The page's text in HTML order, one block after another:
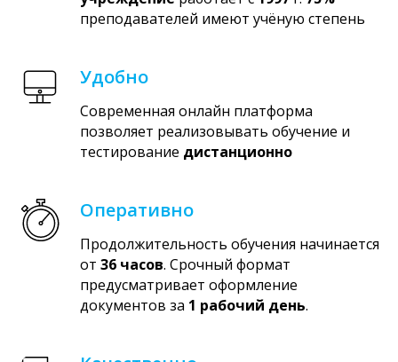
преподавателей имеют учёную степень
Удобно
Современная онлайн платформа
позволяет реализовывать обучение и
тестирование дистанционно
Оперативно
Продолжительность обучения начинается
от 36 часов. Срочный формат
предусматривает оформление
документов за 1 рабочий день.